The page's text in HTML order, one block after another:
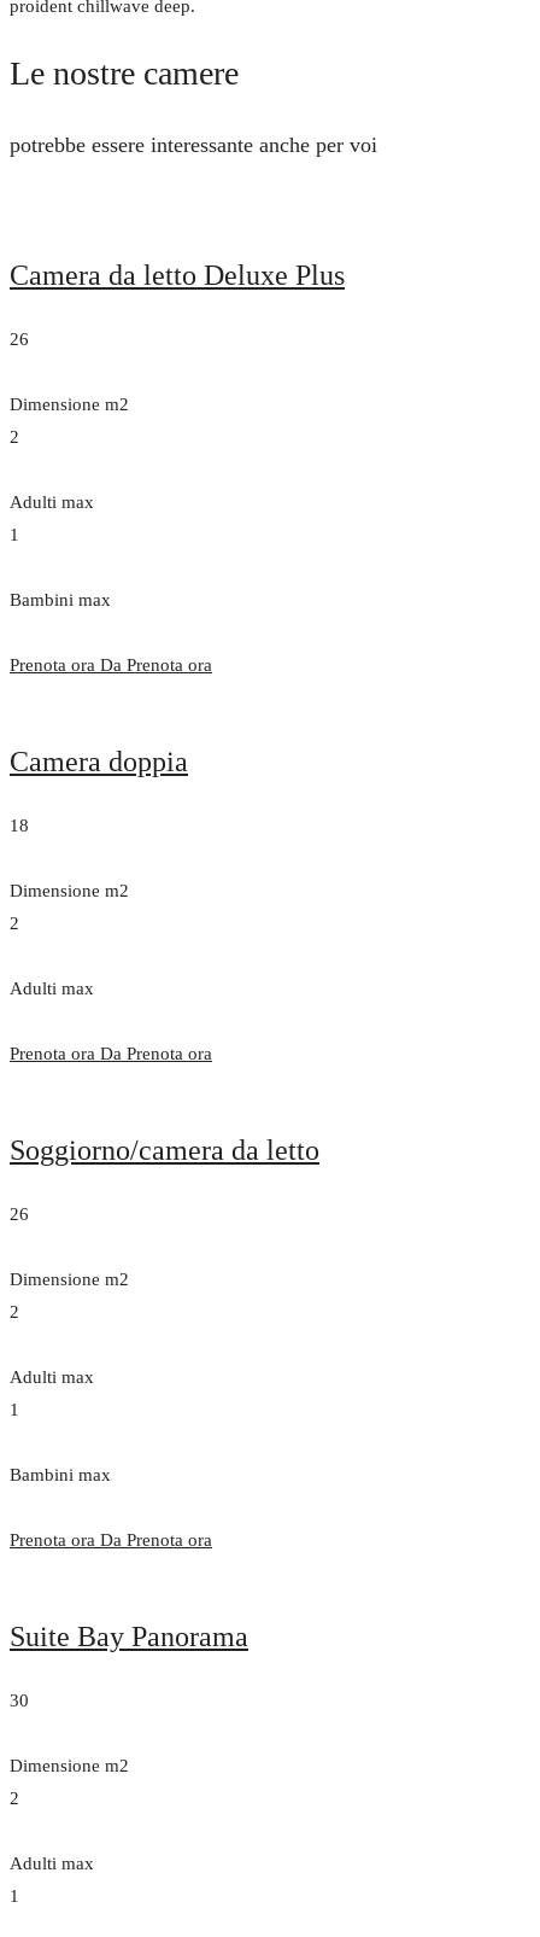
proident chillwave deep.
Le nostre camere
potrebbe essere interessante anche per voi
Camera da letto Deluxe Plus
26
Dimensione m2
2
Adulti max
1
Bambini max
Prenota ora Da Prenota ora
Camera doppia
18
Dimensione m2
2
Adulti max
Prenota ora Da Prenota ora
Soggiorno/camera da letto
26
Dimensione m2
2
Adulti max
1
Bambini max
Prenota ora Da Prenota ora
Suite Bay Panorama
30
Dimensione m2
2
Adulti max
1